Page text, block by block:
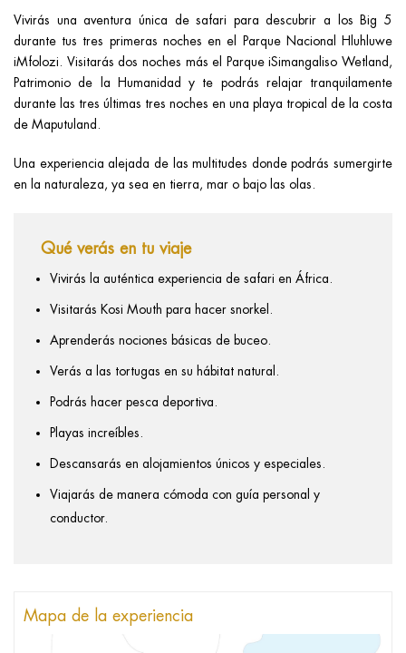
Vivirás una aventura única de safari para descubrir a los Big 5
durante tus tres primeras noches en el Parque Nacional Hluhluwe
iMfolozi. Visitarás dos noches más el Parque iSimangaliso Wetland,
Patrimonio de la Humanidad y te podrás relajar tranquilamente
durante las tres últimas tres noches en una playa tropical de la costa
de Maputuland.
Una experiencia alejada de las multitudes donde podrás sumergirte
en la naturaleza, ya sea en tierra, mar o bajo las olas.
Qué verás en tu viaje
Vivirás la auténtica experiencia de safari en África.
Visitarás Kosi Mouth para hacer snorkel.
Aprenderás nociones básicas de buceo.
Verás a las tortugas en su hábitat natural.
Podrás hacer pesca deportiva.
Playas increíbles.
Descansarás en alojamientos únicos y especiales.
Viajarás de manera cómoda con guía personal y
conductor.
Mapa de la experiencia